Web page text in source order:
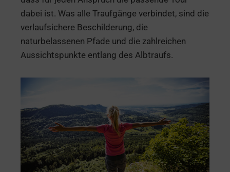
dabei ist. Was alle Traufgänge verbindet, sind die
verlaufsichere Beschilderung, die
naturbelassenen Pfade und die zahlreichen
Aussichtspunkte entlang des Albtraufs.